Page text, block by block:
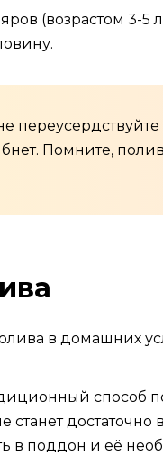
(возрастом 3-5
Помните,
в домашних
способ
станет
в поддон и её